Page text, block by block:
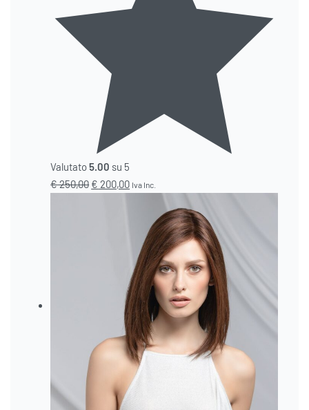
Valutato5.00 su 5
€250,00 € 200,00 Iva Inc.